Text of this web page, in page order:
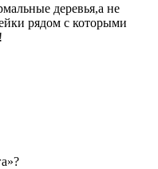
деревья,а не
рядом с которыми